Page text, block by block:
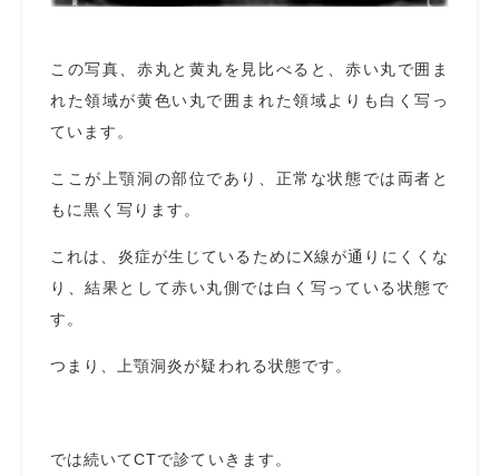
この写真、赤丸と黄丸を見比べると、赤い丸で囲ま
れた領域が黄色い丸で囲まれた領域よりも白く写っ
ています。
ここが上顎洞の部位であり、正常な状態では両者と
もに黒く写ります。
これは、炎症が生じているためにX線が通りにくくな
り、結果として赤い丸側では白く写っている状態で
す。
つまり、上顎洞炎が疑われる状態です。
では続いてCTで診ていきます。